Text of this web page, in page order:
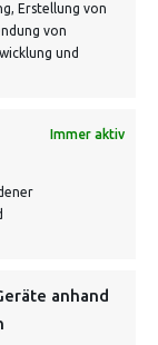
Erstellung von
von
und
Immer aktiv
anhand